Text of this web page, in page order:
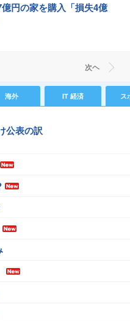
円の家を購入「損失4億
次ヘ
海外 IT 経済 ス
公表の訳